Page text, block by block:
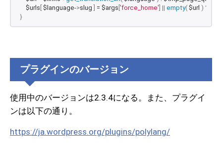
    $urls
$language->slug = $args 'force_home' || empty( $url ) ?
}
プラグインのバージョン
使用中のバージョンは2.3.4になる。また、プラグイ
ンは以下の通り。
https://ja.wordpress.org/plugins/polylang/